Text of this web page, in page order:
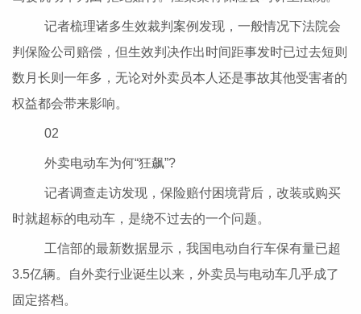
记者梳理诸多生效裁判案例发现，一般情况下法院会
判保险公司赔偿，但生效判决作出时间距事发时已过去短则
数月长则一年多，无论对外卖员本人还是事故其他受害者的
权益都会带来影响。
02
外卖电动车为何“狂飙”?
记者调查走访发现，保险赔付困境背后，改装或购买
时就超标的电动车，是绕不过去的一个问题。
工信部的最新数据显示，我国电动自行车保有量已超
3.5亿辆。自外卖行业诞生以来，外卖员与电动车几乎成了
固定搭档。